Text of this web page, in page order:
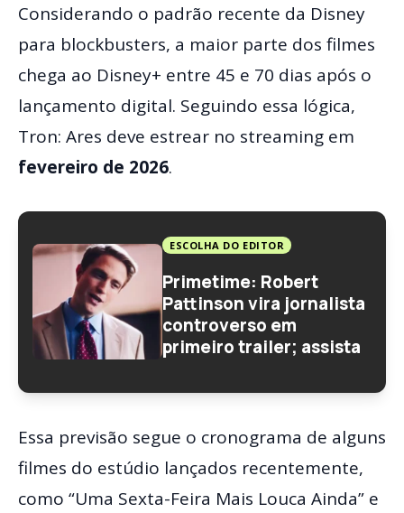
Considerando o padrão recente da Disney
para blockbusters, a maior parte dos filmes
chega ao Disney+ entre 45 e 70 dias após o
lançamento digital. Seguindo essa lógica,
Tron: Ares deve estrear no streaming em
fevereiro de 2026.
ESCOLHA DO EDITOR
Primetime: Robert
Pattinson vira jornalista
controverso em
primeiro trailer; assista
Essa previsão segue o cronograma de alguns
filmes do estúdio lançados recentemente,
como “Uma Sexta-Feira Mais Louca Ainda” e